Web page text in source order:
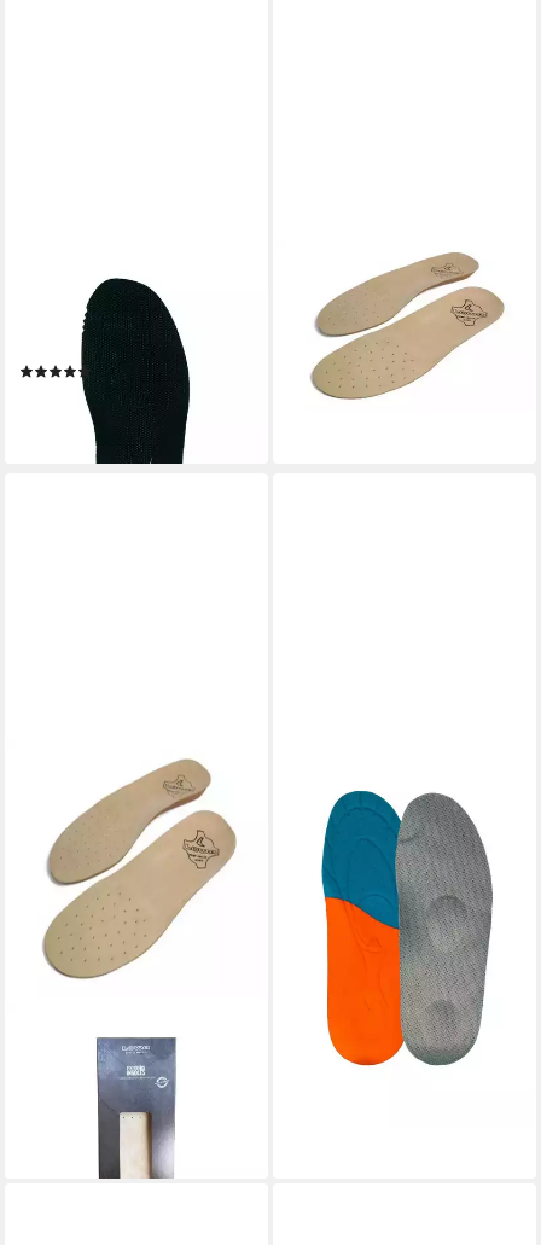
Fußbetteinlage Fußbett
Mountain Men - Bequem bis
zum Gipfel
(1)
(11,95 €/ 1 Paar)
lieferbar - in 3-4 Werktagen bei dir
Fußbetteinlage Lederfußbett
15,95 €
(15,95 €/ 1 Paar)
lieferbar - in 3-4 Werktagen bei dir
orthopädische Schuheinlagen
LOWA Einlegesohlen
lieferbar - in 2-3 Werktagen bei dir
Fußbetteinlage Kids Fußbett -
Sensomotorische
Einlegesohle für Kinder
9,95 €
(9,95 €/ 1 Paar)
lieferbar - in 3-4 Werktagen bei dir